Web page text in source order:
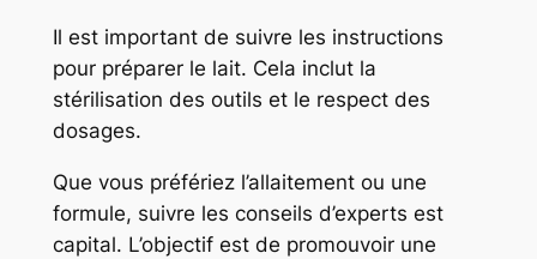
Il est important de suivre les instructions
pour préparer le lait. Cela inclut la
stérilisation des outils et le respect des
dosages.
Que vous préfériez l’allaitement ou une
formule, suivre les conseils d’experts est
capital. L’objectif est de promouvoir une